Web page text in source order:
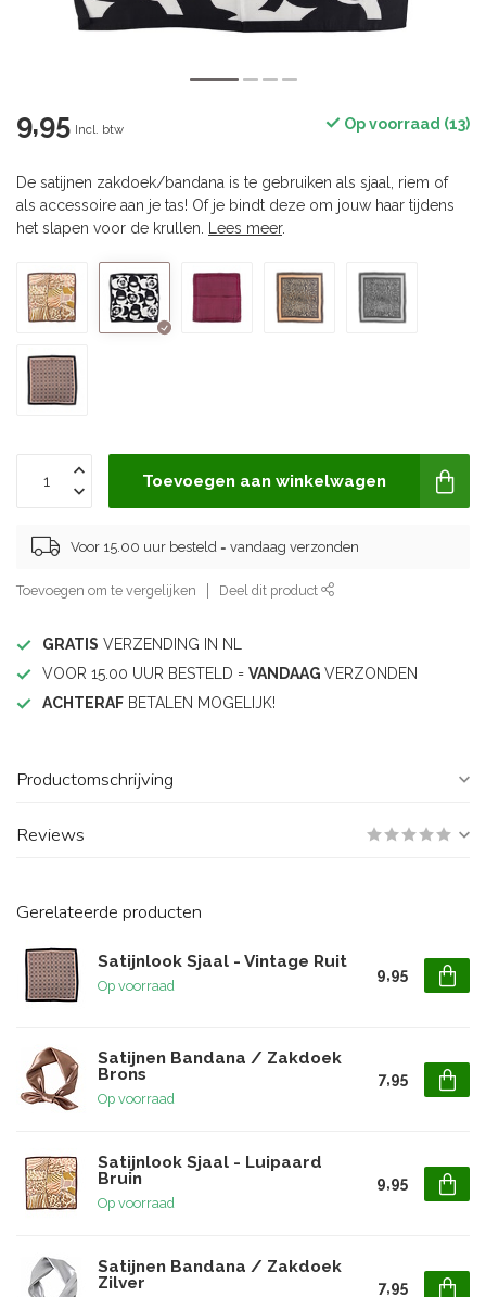
9,95 Incl. btw Op voorraad (13)
De satijnen zakdoek/bandana is te gebruiken als sjaal, riem of
als accessoire aan je tas! Of je bindt deze om jouw haar tijdens
het slapen voor de krullen.
Lees meer.
Toevoegen aan winkelwagen
Voor 15.00 uur besteld = vandaag verzonden
Toevoegen om te vergelijken Deel dit product
GRATIS VERZENDING IN NL
VOOR 15.00 UUR BESTELD = VANDAAG VERZONDEN
ACHTERAF BETALEN MOGELIJK!
Productomschrijving
Reviews
Gerelateerde producten
Satijnlook Sjaal - Vintage Ruit
Op voorraad
9,95
Satijnen Bandana / Zakdoek
Brons
Op voorraad
7,95
Satijnlook Sjaal - Luipaard
Bruin
Op voorraad
9,95
Satijnen Bandana / Zakdoek
Zilver
7,95